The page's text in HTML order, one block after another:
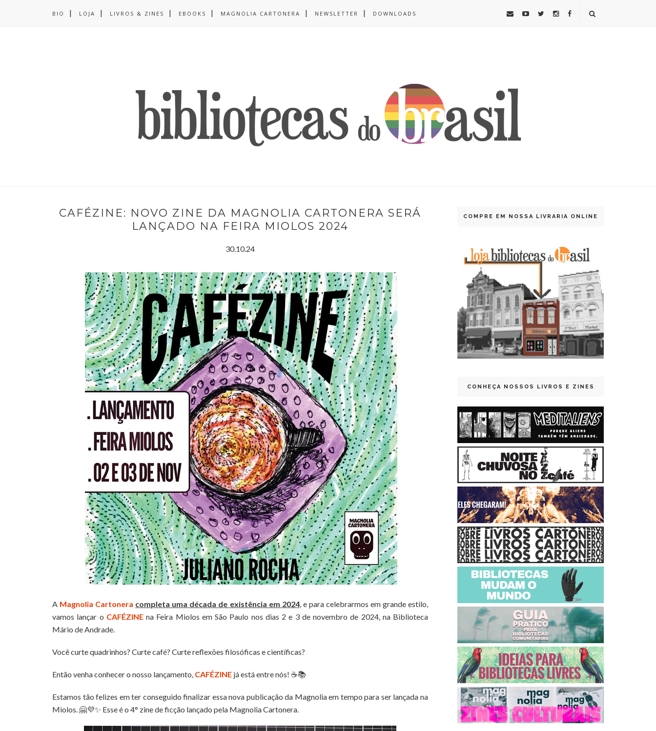
BIO LOJA LIVROS & ZINES EBOOKS MAGNOLIA CARTONERA NEWSLETTER DOWNLOADS
CAFÉZINE: NOVO ZINE DA MAGNOLIA CARTONERA SERÁ
LANÇADO NA FEIRA MIOLOS 2024
30.10.24
A Magnolia Cartonera completa uma década de existência em 2024, e para celebrarmos em grande estilo,
vamos lançar o CAFÉZINEna Feira Miolos em São Paulo nos dias 2 e 3 de novembro de 2024, na Biblioteca
Mário de Andrade.
Você curte quadrinhos? Curte café? Curte reflexões filosóficas e científicas?
Então venha conhecer o nosso lançamento, CAFÉZINE já está entre nós! ☕️📚
Estamos tão felizes em ter conseguido finalizar essa nova publicação da Magnolia em tempo para ser lançada na
Miolos. 🤗💜✨️ Esse é o 4° zine de ficção lançado pela Magnolia Cartonera.
COMPRE EM NOSSA LIVRARIA ONLINE
CONHEÇA NOSSOS LIVROS E ZINES